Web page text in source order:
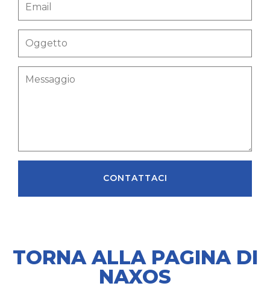
CONTATTACI
TORNA ALLA PAGINA DI
NAXOS